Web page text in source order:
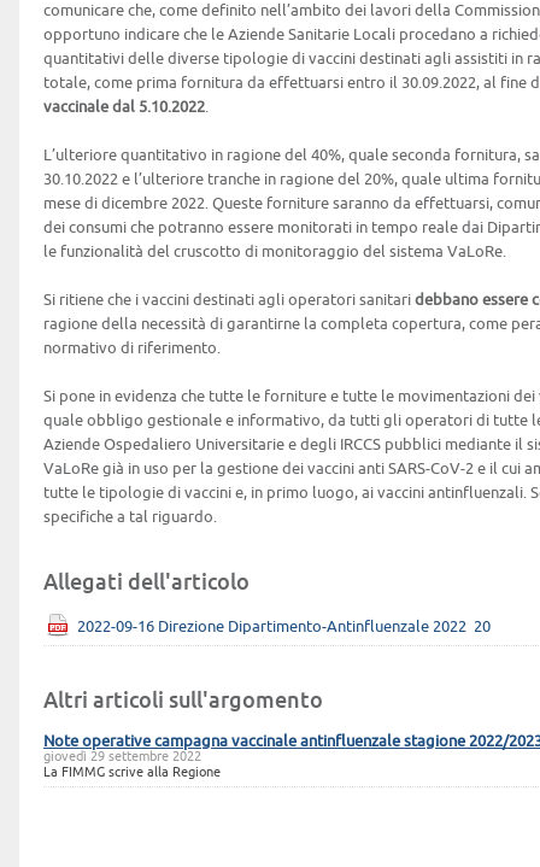
comunicare che, come definito nell’ambito dei lavori della
opportuno indicare che le Aziende Sanitarie Locali procedano a
quantitativi delle diverse tipologie di vaccini destinati agli assistiti in
totale, come prima fornitura da effettuarsi entro il 30.09.2022, al fine
vaccinale dal 5.10.2022
L’ulteriore quantitativo in ragione del 40%, quale seconda fornitura,
30.10.2022 e l’ulteriore tranche in ragione del 20%, quale ultima
mese di dicembre 2022. Queste forniture saranno da effettuarsi,
dei consumi che potranno essere monitorati in tempo reale dai
le funzionalità del cruscotto di monitoraggio del sistema VaLoRe.
Si ritiene che i vaccini destinati agli operatori sanitari debbano essere
ragione della necessità di garantirne la completa copertura, come
normativo di riferimento.
Si pone in evidenza che tutte le forniture e tutte le movimentazioni
quale obbligo gestionale e informativo, da tutti gli operatori di tutte
Aziende Ospedaliero Universitarie e degli IRCCS pubblici mediante il
VaLoRe già in uso per la gestione dei vaccini anti SARS-CoV-2 e il cui
tutte le tipologie di vaccini e, in primo luogo, ai vaccini antinfluenzali.
specifiche a tal riguardo.
Allegati dell'articolo
2022-09-16 Direzione Dipartimento-Antinfluenzale 2022_20
Altri articoli sull'argomento
Note operative campagna vaccinale antinfluenzale stagione 2022/
giovedì 29 settembre 2022
La FIMMG scrive alla Regione